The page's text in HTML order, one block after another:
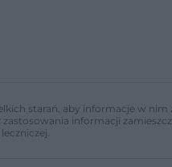
starań, aby informacje w
informacji